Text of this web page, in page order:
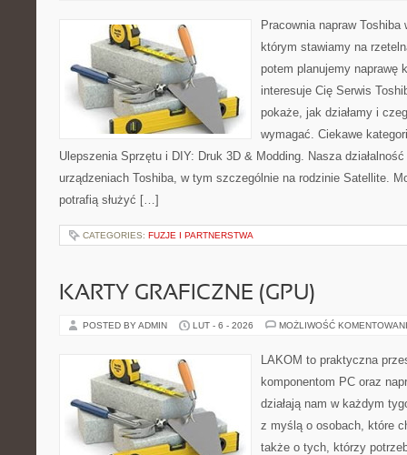
Pracownia napraw
którym stawiamy na
potem planujemy naprawę
interesuje Cię Serwis
pokaże, jak działamy i
wymagać. Ciekawe
Ulepszenia Sprzętu i DIY: Druk 3D & Modding. Nasza
urządzeniach Toshiba, w tym szczególnie na rodzinie Satellite.
potrafią służyć […]
CATEGORIES: FUZJE I PARTNERSTWA
KARTY GRAFICZNE (GPU)
POSTED BY ADMIN LUT - 6 - 2026 MOŻLIWOŚĆ
LAKOM to praktyczna
komponentom PC oraz
działają nam w każdym
z myślą o osobach, które
także o tych, którzy